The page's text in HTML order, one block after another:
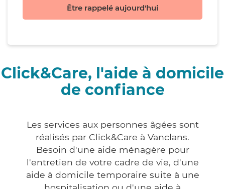
Être rappelé aujourd'hui
Click&Care, l'aide à domicile
de confiance
Les services aux personnes âgées sont
réalisés par Click&Care à Vanclans.
Besoin d'une aide ménagère pour
l'entretien de votre cadre de vie, d'une
aide à domicile temporaire suite à une